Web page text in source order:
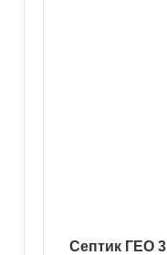
Септик ГЕО 3